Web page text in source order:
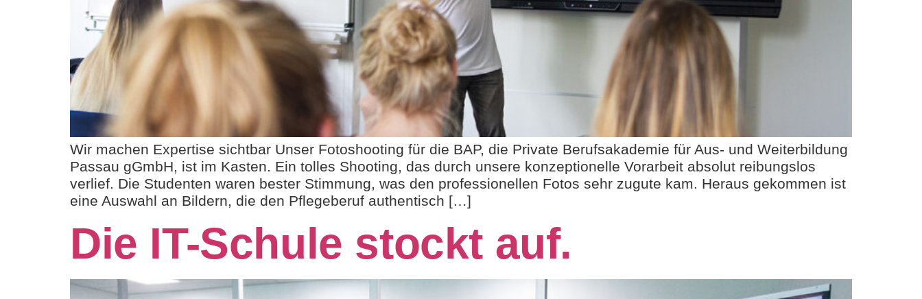
Wir machen Expertise sichtbar Unser Fotoshooting für die BAP, die Private Berufsakademie für Aus- und Weiterbildung
Passau gGmbH, ist im Kasten. Ein tolles Shooting, das durch unsere konzeptionelle Vorarbeit absolut reibungslos
verlief. Die Studenten waren bester Stimmung, was den professionellen Fotos sehr zugute kam. Heraus gekommen ist
eine Auswahl an Bildern, die den Pflegeberuf authentisch […]
Die IT-Schule stockt auf.